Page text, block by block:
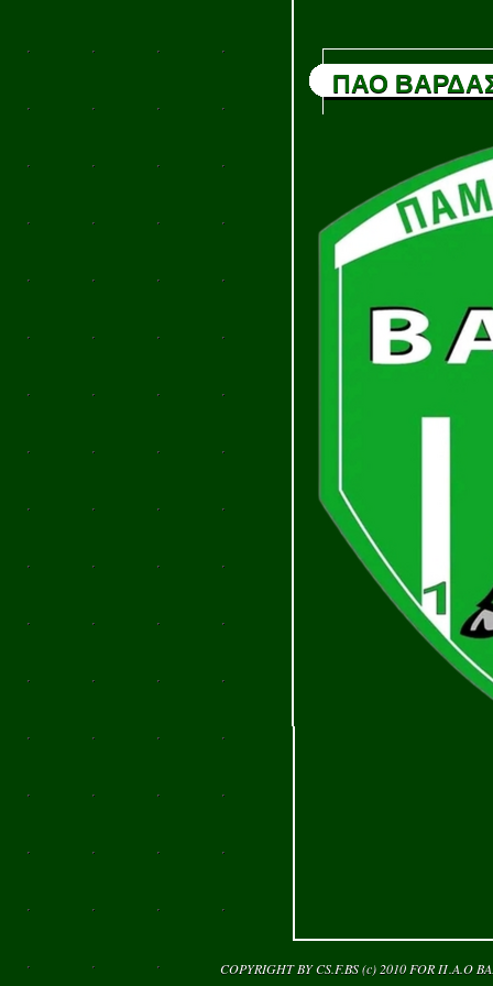
ΠΑΟ
COPYRIGHT BY CS.F.BS (c) 2010 FOR Π.Α.Ο